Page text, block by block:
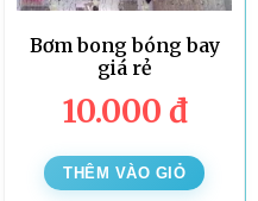
Bơm bong bóng bay
giá rẻ
10.000 đ
THÊM VÀO GIỎ